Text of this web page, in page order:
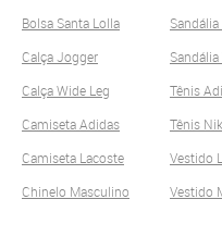
Bolsa Santa Lolla
Calça Jogger
Calça Wide Leg
Camiseta Adidas
Camiseta Lacoste
Chinelo Masculino
Tênis
Tênis
Vestido
Vestido